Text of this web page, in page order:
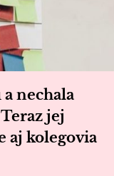
nechala
jej
aj kolegovia